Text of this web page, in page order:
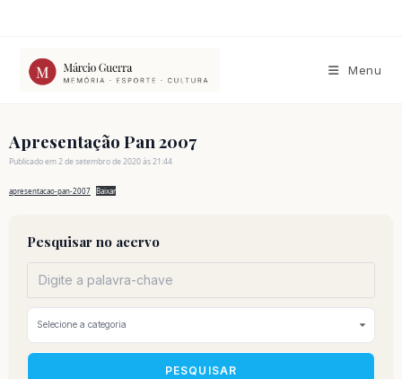
conteúdo
Menu
Apresentação Pan 2007
Publicado em 2 de setembro de 2020 às 21:44
apresentacao-pan-2007 Baixar
Pesquisar no acervo
PESQUISAR